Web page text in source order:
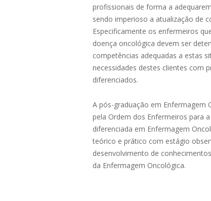
profissionais de forma a
sendo imperioso a atualização de
Especificamente os enfermeiros
doença oncológica devem ser
competências adequadas a estas
necessidades destes clientes com
diferenciados.
A pós-graduação em Enfermagem
pela Ordem dos Enfermeiros para
diferenciada em Enfermagem
teórico e prático com estágio
desenvolvimento de
da Enfermagem Oncológica.